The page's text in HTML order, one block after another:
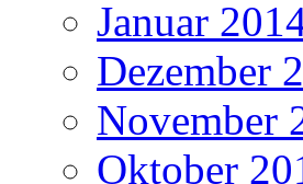
Januar
Dezember
November
Oktober